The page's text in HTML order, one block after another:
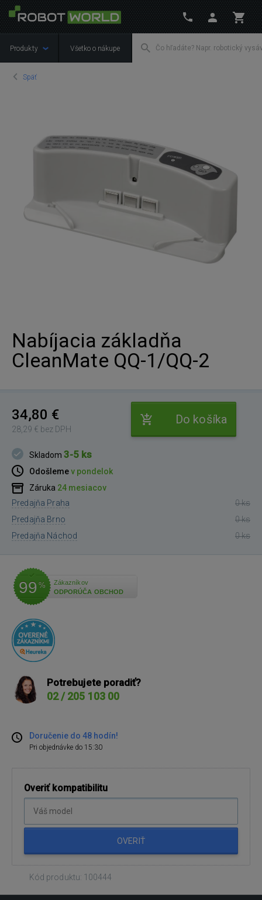
Produkty Všetko o nákupe
Späť
Nabíjacia základňa
CleanMate QQ-1/QQ-2
34,80 €
28,29 € bez DPH
Do košíka
Skladom3-5 ks
Odošlemev pondelok
Záruka 24 mesiacov
Predajňa Praha
0 ks
Predajňa Brno
0 ks
Predajňa Náchod
0 ks
99 %
Zákazníkov
ODPORÚČA OBCHOD
Potrebujete poradiť?
02 / 205 103 00
Doručenie do 48 hodín!
Pri objednávke do 15:30
Overiť kompatibilitu
OVERIŤ
Kód produktu: 100444